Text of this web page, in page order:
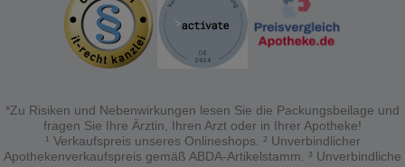
*Zu Risiken und Nebenwirkungen lesen Sie die Packungsbeilage und
fragen Sie Ihre Ärztin, Ihren Arzt oder in Ihrer Apotheke!
¹ Verkaufspreis unseres Onlineshops. ² Unverbindlicher
Apothekenverkaufspreis gemäß ABDA-Artikelstamm. ³ Unverbindliche